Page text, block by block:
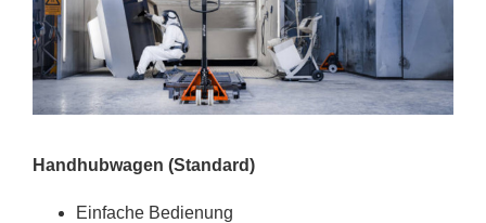
Hand­hub­wa­gen (Stan­dard)
Ein­fa­che Be­die­nung